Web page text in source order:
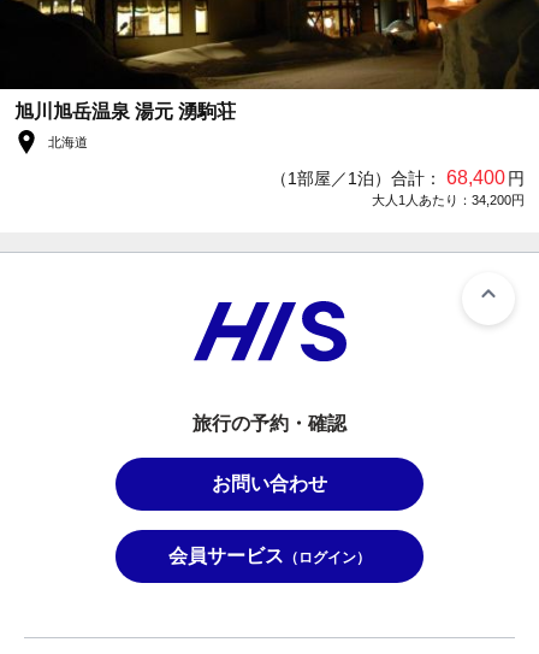
旭川旭岳温泉 湯元 湧駒荘
北海道
（1部屋／1泊）合計： 68,400円
大人1人あたり：34,200円
旅行の予約・確認
お問い合わせ
会員サービス （ログイン）